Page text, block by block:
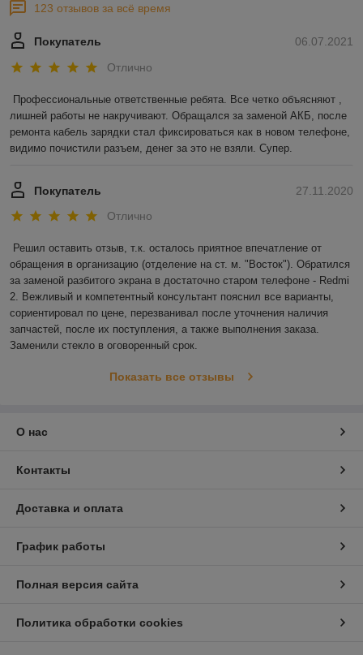
123 отзывов за всё время
06.07.2021
Покупатель
Отлично
Профессиональные ответственные ребята. Все четко объясняют ,
лишней работы не накручивают. Обращался за заменой АКБ, после
ремонта кабель зарядки стал фиксироваться как в новом телефоне,
видимо почистили разъем, денег за это не взяли. Супер.
27.11.2020
Покупатель
Отлично
Решил оставить отзыв, т.к. осталось приятное впечатление от
обращения в организацию (отделение на ст. м. "Восток"). Обратился
за заменой разбитого экрана в достаточно старом телефоне - Redmi
2. Вежливый и компетентный консультант пояснил все варианты,
сориентировал по цене, перезванивал после уточнения наличия
запчастей, после их поступления, а также выполнения заказа.
Заменили стекло в оговоренный срок.
Показать все отзывы
О нас
Контакты
Доставка и оплата
График работы
Полная версия сайта
Политика обработки cookies